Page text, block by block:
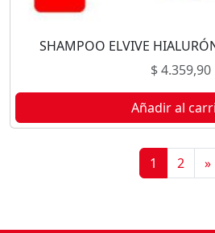
SHAMPOO ELVIVE
$4.359,90
Añadir al
1 2 »